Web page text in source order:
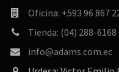
Oficina: +593 96 867
Tienda: (04) 288-6168
info@adams.com.ec